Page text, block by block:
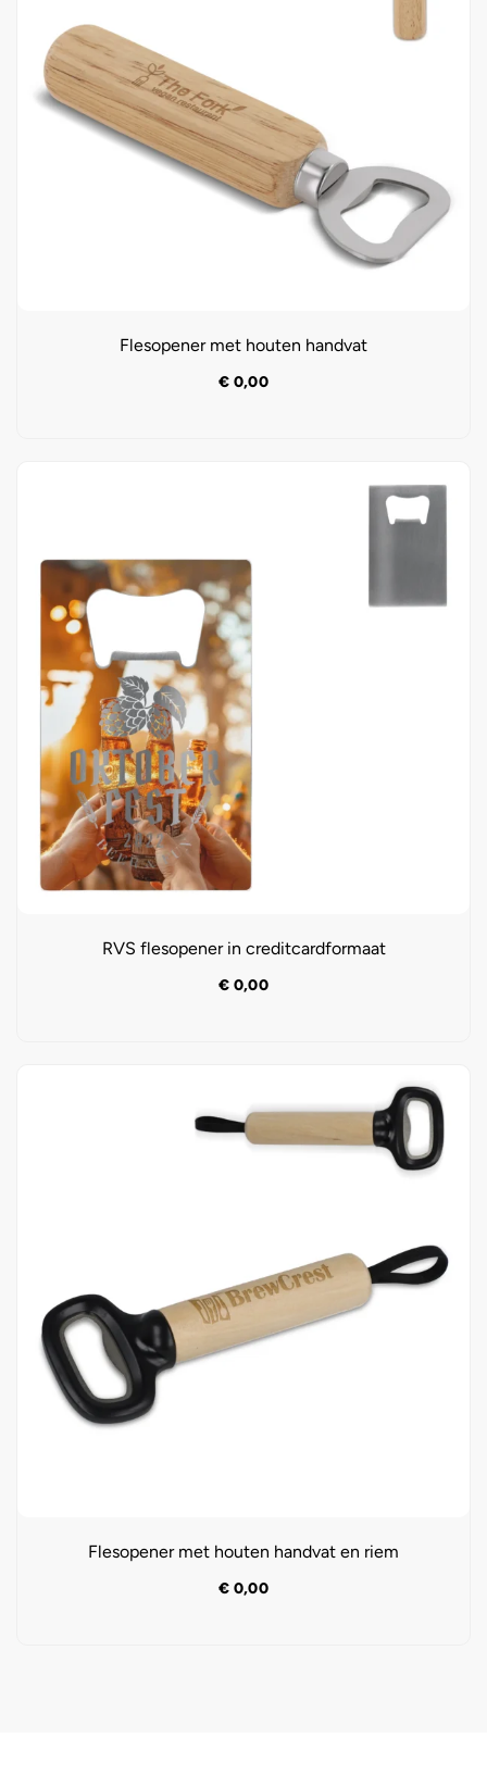
Flesopener met houten handvat
€ 0,00
RVS flesopener in creditcardformaat
€ 0,00
Flesopener met houten handvat en riem
€ 0,00